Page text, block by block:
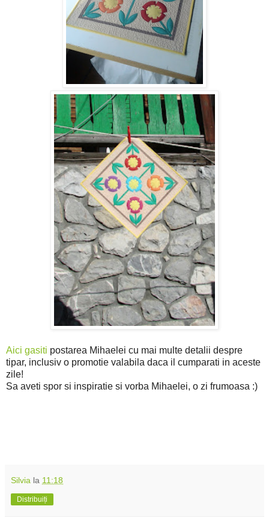
Aici gasiti postarea Mihaelei cu mai multe detalii despre
tipar, inclusiv o promotie valabila daca il cumparati in aceste
zile!
Sa aveti spor si inspiratie si vorba Mihaelei, o zi frumoasa :)
Silvia la 11:18
Distribuiți